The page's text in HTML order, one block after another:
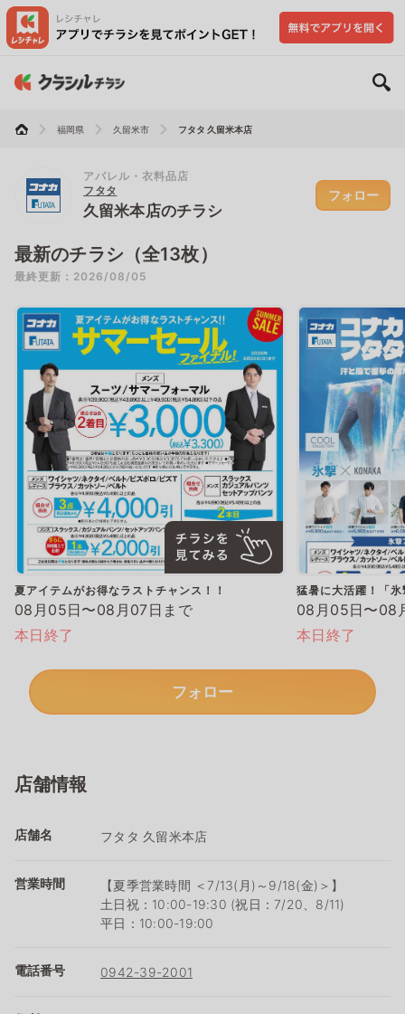
福岡県 久留米市 フタタ 久留米本店
アパレル・衣料品店
フタタ
久留米本店のチラシ
フォロー
最新のチラシ（全13枚）
最終更新：2026/08/05
夏アイテムがお得なラストチャンス！！
08月05日〜08月07日まで
本日終了
猛暑に大活躍！「
08月05日〜08
本日終了
フォロー
店舗情報
店舗名 フタタ 久留米本店
営業時間
【夏季営業時間 ＜7/13(月)～9/18(金)＞】
土日祝：10:00-19:30 (祝日：7/20、8/11)
平日：10:00-19:00
電話番号 0942-39-2001